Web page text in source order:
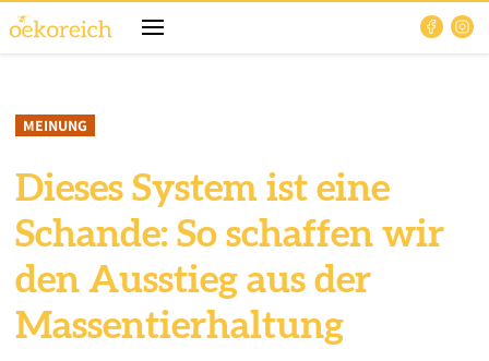
MEINUNG
Dieses System ist eine
Schande: So schaffen wir
den Ausstieg aus der
Massentierhaltung